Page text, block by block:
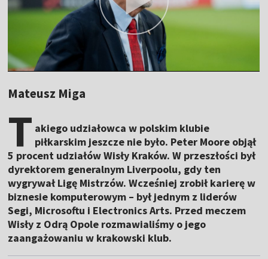
Mateusz Miga
T akiego udziałowca w polskim klubie
piłkarskim jeszcze nie było. Peter Moore objął
5 procent udziałów Wisły Kraków. W przeszłości był
dyrektorem generalnym Liverpoolu, gdy ten
wygrywał Ligę Mistrzów. Wcześniej zrobił karierę w
biznesie komputerowym – był jednym z liderów
Segi, Microsoftu i Electronics Arts. Przed meczem
Wisły z Odrą Opole rozmawialiśmy o jego
zaangażowaniu w krakowski klub.